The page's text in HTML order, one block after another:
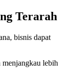
Terarah
bisnis dapat
lebih